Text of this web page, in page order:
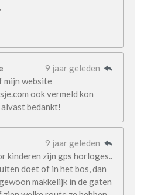
9 jaar geleden
mijn website
ook vermeld kon
bedankt!
9 jaar geleden
kinderen zijn gps horloges..
doet of in het bos, dan
makkelijk in de gaten